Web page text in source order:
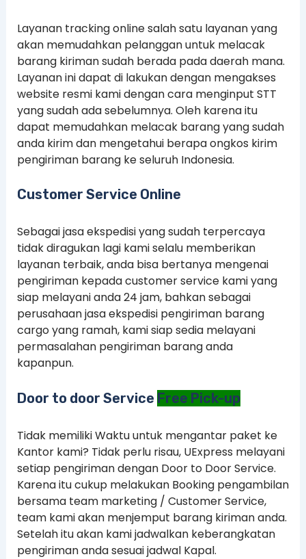
Layanan tracking online salah satu layanan yang
akan memudahkan pelanggan untuk melacak
barang kiriman sudah berada pada daerah mana.
Layanan ini dapat di lakukan dengan mengakses
website resmi kami dengan cara menginput STT
yang sudah ada sebelumnya. Oleh karena itu
dapat memudahkan melacak barang yang sudah
anda kirim dan mengetahui berapa ongkos kirim
pengiriman barang ke seluruh Indonesia.
Customer Service Online
Sebagai jasa ekspedisi yang sudah terpercaya
tidak diragukan lagi kami selalu memberikan
layanan terbaik, anda bisa bertanya mengenai
pengiriman kepada customer service kami yang
siap melayani anda 24 jam, bahkan sebagai
perusahaan jasa ekspedisi pengiriman barang
cargo yang ramah, kami siap sedia melayani
permasalahan pengiriman barang anda
kapanpun.
Door to door Service Free Pick-up
Tidak memiliki Waktu untuk mengantar paket ke
Kantor kami? Tidak perlu risau, UExpress melayani
setiap pengiriman dengan Door to Door Service.
Karena itu cukup melakukan Booking pengambilan
bersama team marketing / Customer Service,
team kami akan menjemput barang kiriman anda.
Setelah itu akan kami jadwalkan keberangkatan
pengiriman anda sesuai jadwal Kapal.